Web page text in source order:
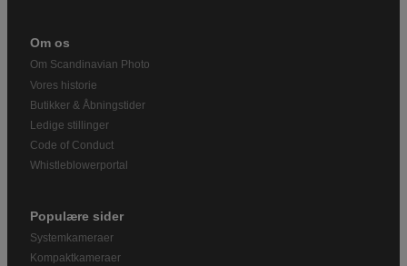
Om os
Om Scandinavian Photo
Vores historie
Butikker & Åbningstider
Ledige stillinger
Code of Conduct
Whistleblowerportal
Populære sider
Systemkameraer
Kompaktkameraer